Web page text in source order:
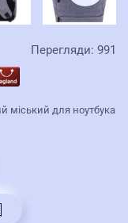
Перегляди: 991
міський для ноутбука